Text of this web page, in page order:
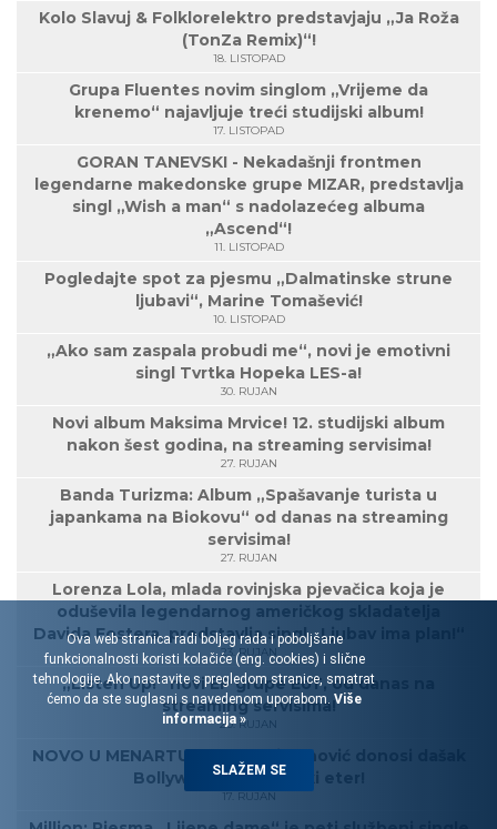
Kolo Slavuj & Folklorelektro predstavjaju „Ja Roža
(TonZa Remix)“!
18. LISTOPAD
Grupa Fluentes novim singlom „Vrijeme da
krenemo“ najavljuje treći studijski album!
17. LISTOPAD
GORAN TANEVSKI - Nekadašnji frontmen
legendarne makedonske grupe MIZAR, predstavlja
singl „Wish a man“ s nadolazećeg albuma
„Ascend“!
11. LISTOPAD
Pogledajte spot za pjesmu „Dalmatinske strune
ljubavi“, Marine Tomašević!
10. LISTOPAD
„Ako sam zaspala probudi me“, novi je emotivni
singl Tvrtka Hopeka LES-a!
30. RUJAN
Novi album Maksima Mrvice! 12. studijski album
nakon šest godina, na streaming servisima!
27. RUJAN
Banda Turizma: Album „Spašavanje turista u
japankama na Biokovu“ od danas na streaming
servisima!
27. RUJAN
Lorenza Lola, mlada rovinjska pjevačica koja je
oduševila legendarnog američkog skladatelja
Davida Fostera, predstavlja singl „Ljubav ima plan!“
23. RUJAN
„Listen Up!“ novi EP grupe EoT, od danas na
streaming servisima!
20. RUJAN
NOVO U MENARTU! Sandro Bjelanović donosi dašak
Bollywooda u hrvatski eter!
17. RUJAN
Ova web stranica radi boljeg rada i poboljšane
funkcionalnosti koristi kolačiće (eng. cookies) i slične
tehnologije. Ako nastavite s pregledom stranice, smatrat
ćemo da ste suglasni s navedenom uporabom. Više
informacija »
SLAŽEM SE